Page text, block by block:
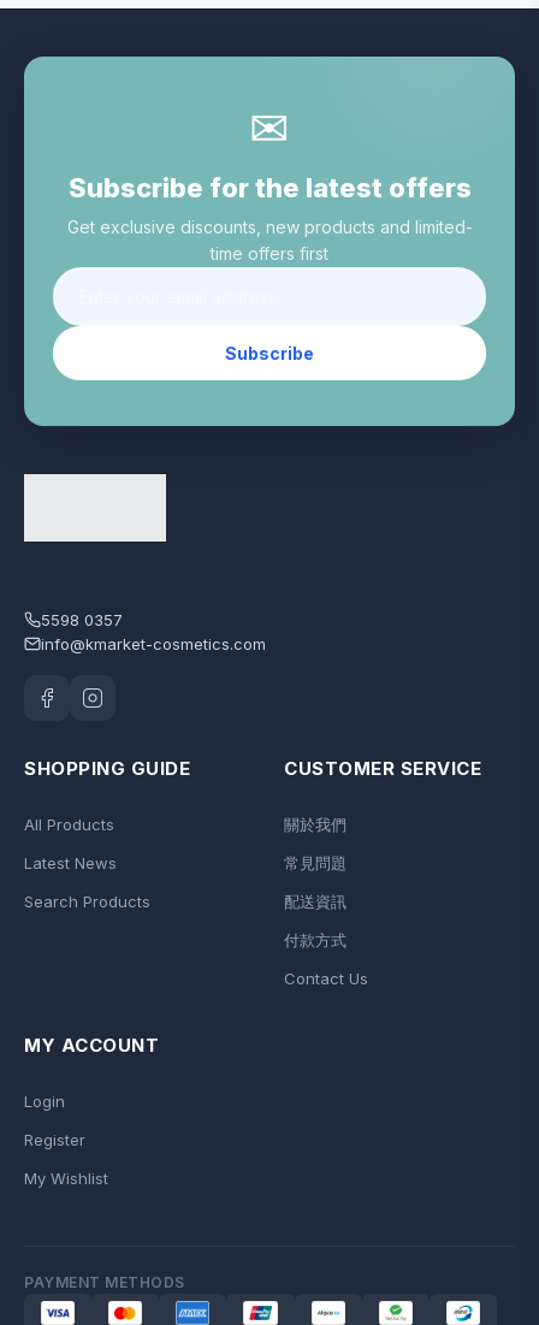
✉
Subscribe for the latest offers
Get exclusive discounts, new products and limited-
time offers first
Subscribe
5598 0357
info@kmarket-cosmetics.com
SHOPPING GUIDE
All Products
Latest News
Search Products
CUSTOMER SERVICE
關於我們
常見問題
配送資訊
付款方式
Contact Us
MY ACCOUNT
Login
Register
My Wishlist
PAYMENT METHODS